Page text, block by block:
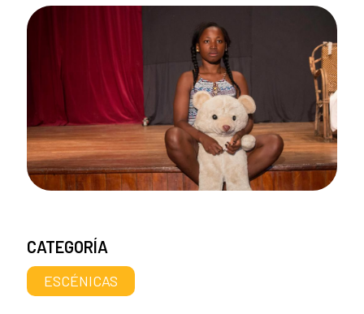
CATEGORÍA
ESCÉNICAS